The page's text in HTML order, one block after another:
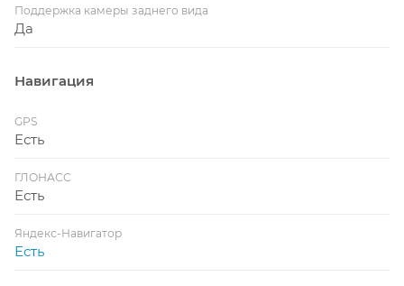
Поддержка камеры заднего вида
Да
Навигация
GPS
Есть
ГЛОНАСС
Есть
Яндекс-Навигатор
Есть